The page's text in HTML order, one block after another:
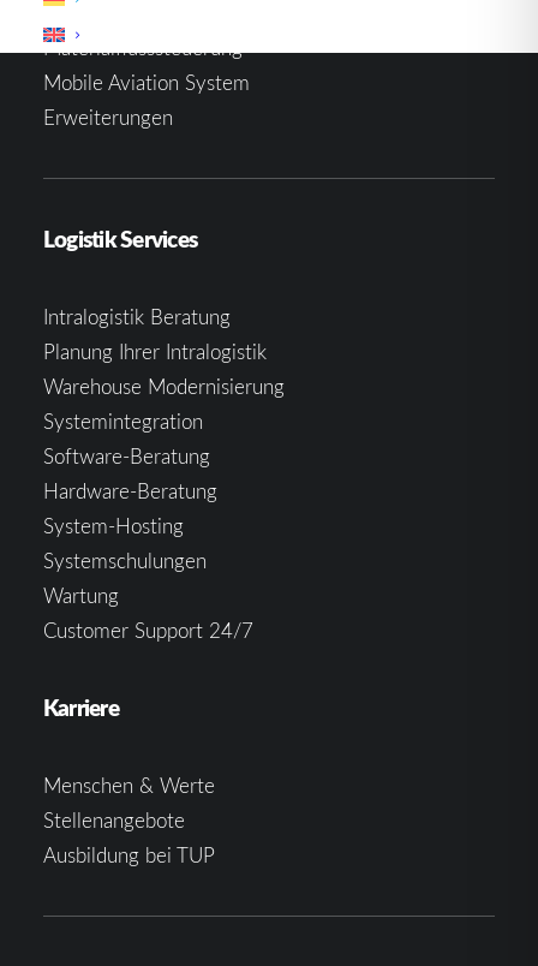
Warehouse Management System
Materialflusssteuerung
Mobile Aviation System
Erweiterungen
Logistik Services
Intralogistik Beratung
Planung Ihrer Intralogistik
Warehouse Modernisierung
Systemintegration
Software-Beratung
Hardware-Beratung
System-Hosting
Systemschulungen
Wartung
Customer Support 24/7
Karriere
Menschen & Werte
Stellenangebote
Ausbildung bei TUP